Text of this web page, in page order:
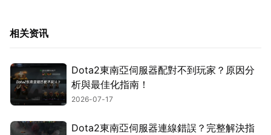
相关资讯
Dota2東南亞伺服器配對不到玩家？原因分
析與最佳化指南！
2026-07-17
Dota2東南亞伺服器連線錯誤？完整解決指